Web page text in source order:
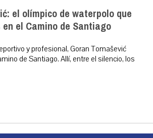
el olímpico de waterpolo que
el Camino de Santiago
y profesional, Goran Tomašević
de Santiago. Allí, entre el silencio, los